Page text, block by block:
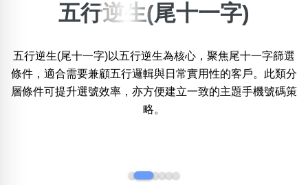
位置:
二 三 四 五 六 七 八
五行逆生(尾十一字)
五行逆生(尾十一字)以五行逆生為核心，聚焦尾十一字篩選
條件，適合需要兼顧五行邏輯與日常實用性的客戶。此類分
層條件可提升選號效率，亦方便建立一致的主題手機號碼策
略。